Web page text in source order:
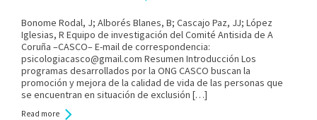
Bonome Rodal, J; Alborés Blanes, B; Cascajo Paz, JJ; López
Iglesias, R Equipo de investigación del Comité Antisida de A
Coruña –CASCO– E-mail de correspondencia:
psicologiacasco@gmail.com Resumen Introducción Los
programas desarrollados por la ONG CASCO buscan la
promoción y mejora de la calidad de vida de las personas que
se encuentran en situación de exclusión […]
Read more